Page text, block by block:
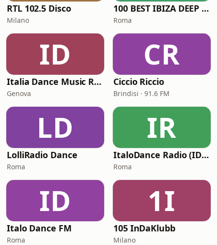
RTL 102.5 Disco
Milano
100 BEST IBIZA DEEP HOUSE
Roma
ID
Italia Dance Music Radio
Genova
CR
Ciccio Riccio
Brindisi · 91.6 FM
LD
LolliRadio Dance
Roma
IR
ItaloDance Radio (IDN – Italian Dance Network)
Roma
ID
Italo Dance FM
Roma
1I
105 InDaKlubb
Milano